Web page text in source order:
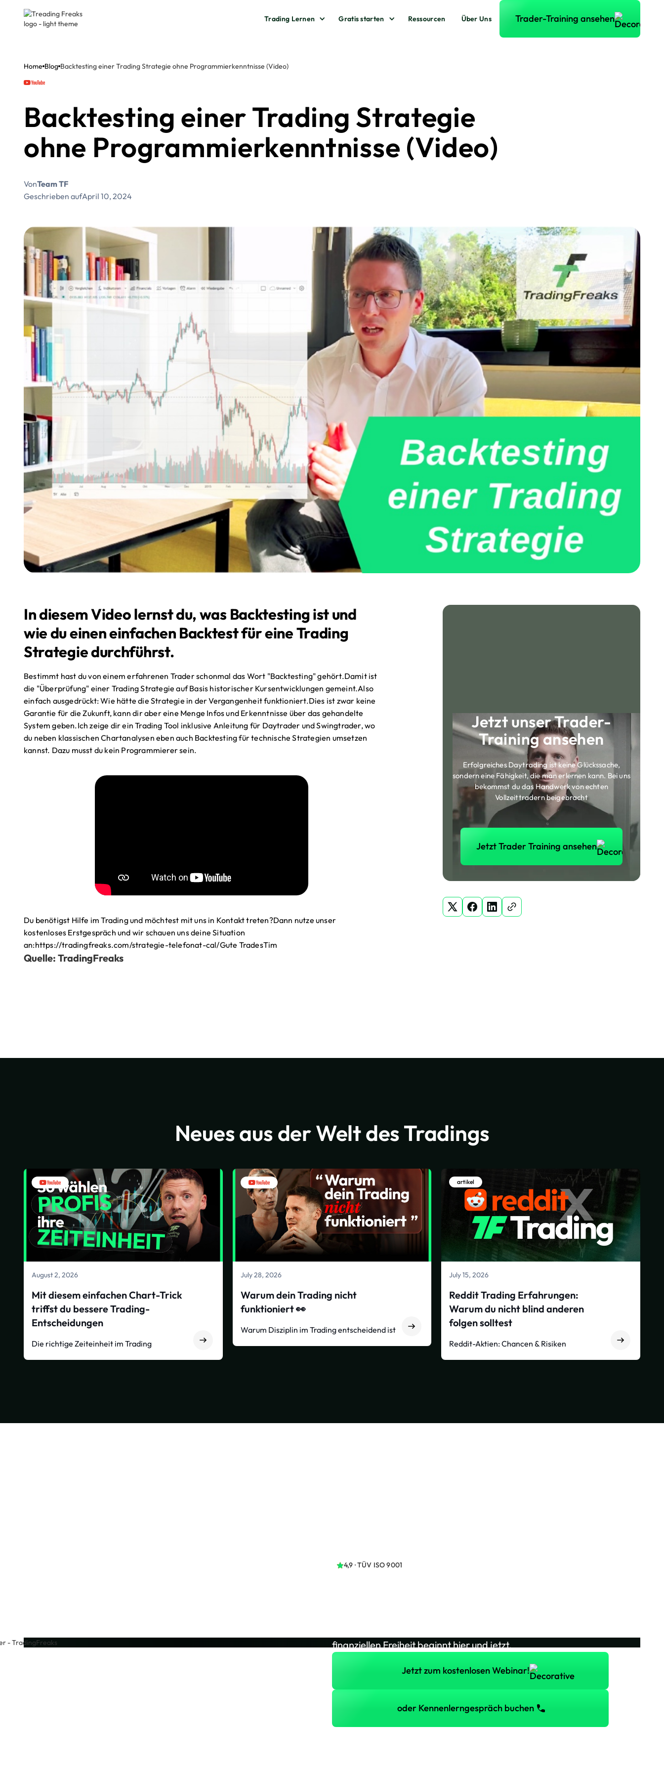
Trading Lernen Gratis starten Ressourcen Über Uns Trader-Training ansehen
Trader-Training ansehen
Home Blog Backtesting einer Trading Strategie ohne Programmierkenntnisse (Video)
Backtesting einer Trading Strategie
ohne Programmierkenntnisse (Video)
VonTeam TF
Geschrieben aufApril 10, 2024
In diesem Video lernst du, was Backtesting ist und
wie du einen einfachen Backtest für eine Trading
Strategie durchführst.
Bestimmt hast du von einem erfahrenen Trader schonmal das Wort "Backtesting" gehört.Damit ist
die "Überprüfung" einer Trading Strategie auf Basis historischer Kursentwicklungen gemeint.Also
einfach ausgedrückt: Wie hätte die Strategie in der Vergangenheit funktioniert.Dies ist zwar keine
Garantie für die Zukunft, kann dir aber eine Menge Infos und Erkenntnisse über das gehandelte
System geben.Ich zeige dir ein Trading Tool inklusive Anleitung für Daytrader und Swingtrader, wo
du neben klassischen Chartanalysen eben auch Backtesting für technische Strategien umsetzen
kannst. Dazu musst du kein Programmierer sein.
Du benötigst Hilfe im Trading und möchtest mit uns in Kontakt treten?Dann nutze unser
kostenloses Erstgespräch und wir schauen uns deine Situation
an:https://tradingfreaks.com/strategie-telefonat-cal/Gute TradesTim
Quelle: TradingFreaks
Jetzt unser Trader-
Training ansehen
Erfolgreiches Daytrading ist keine Glückssache,
sondern eine Fähigkeit, die man erlernen kann. Bei uns
bekommst du das Handwerk von echten
Vollzeittradern beigebracht
Jetzt Trader Training ansehen
Jetzt Trader Training ansehen
Neues aus der Welt des Tradings
August 2, 2026
Mit diesem einfachen Chart-Trick
triffst du bessere Trading-
Entscheidungen
Die richtige Zeiteinheit im Trading
July 28, 2026
Warum dein Trading nicht
funktioniert 👀
Warum Disziplin im Trading entscheidend ist
artikel
July 15, 2026
Reddit Trading Erfahrungen:
Warum du nicht blind anderen
folgen solltest
Reddit-Aktien: Chancen & Risiken
4,9 · TÜV ISO 9001
finanziellen Freiheit beginnt hier und jetzt.
Jetzt zum kostenlosen Webinar!
Jetzt zum kostenlosen Webinar!
oder Kennenlerngespräch buchen
oder Kennenlerngespräch buchen